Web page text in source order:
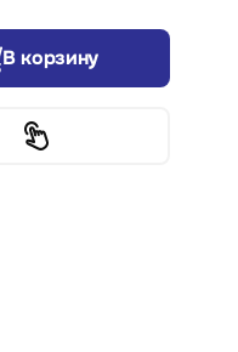
В корзину